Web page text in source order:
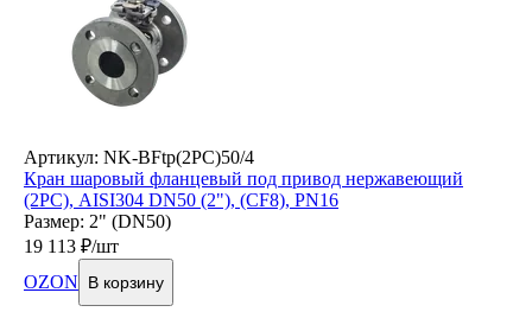
Артикул: NK-BFtp(2PC)50/4
Кран шаровый фланцевый под привод нержавеющий
(2PC), AISI304 DN50 (2"), (CF8), PN16
Размер: 2" (DN50)
19 113 ₽/шт
OZON
В корзину